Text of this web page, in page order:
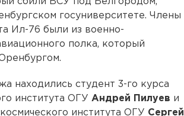
госуниверситете. Члены
Ил-76 были из военно-
полка, который
находились студент 3-го курса
института ОГУ Андрей Пилуев и
института ОГУ Сергей